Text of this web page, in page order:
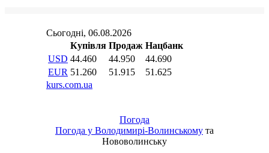
Погода
Погода у Володимирі-Волинському та
Нововолинську